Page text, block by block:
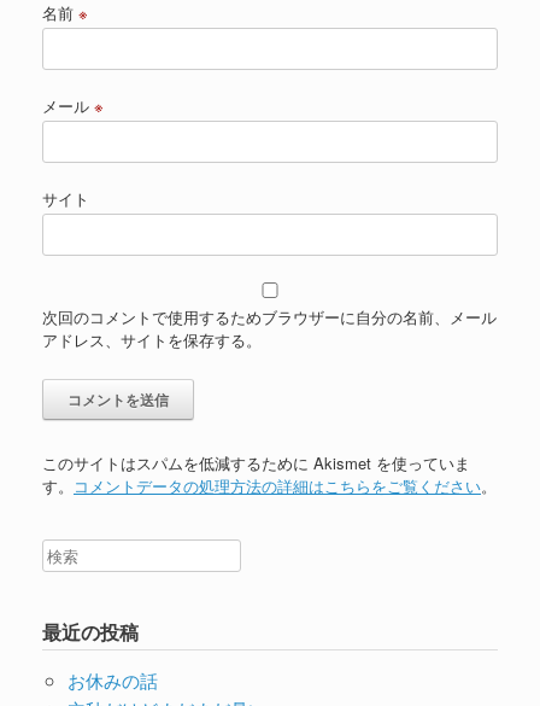
名前 ※
メール ※
サイト
次回のコメントで使用するためブラウザーに自分の名前、メール
アドレス、サイトを保存する。
このサイトはスパムを低減するために Akismet を使っていま
す。 コメントデータの処理方法の詳細はこちらをご覧ください。
最近の投稿
お休みの話